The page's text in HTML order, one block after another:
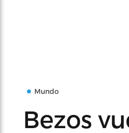
Mundo
Bezos